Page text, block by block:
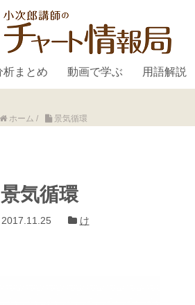
析まとめ 動画で学ぶ 用語解説
ホーム / 景気循環
景気循環
け